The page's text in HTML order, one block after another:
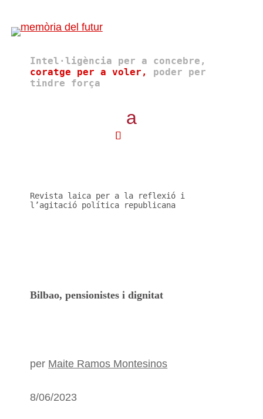
Intel·ligència per a concebre,
coratge per a voler,
poder per
tindre força
Revista laica per a la reflexió i
l’agitació política republicana
Bilbao, pensionistes i dignitat
per Maite Ramos Montesinos
8/06/2023